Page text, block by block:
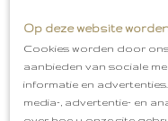
Op deze website
Cookies worden door
aanbieden van sociale
informatie en
media-, advertentie- en